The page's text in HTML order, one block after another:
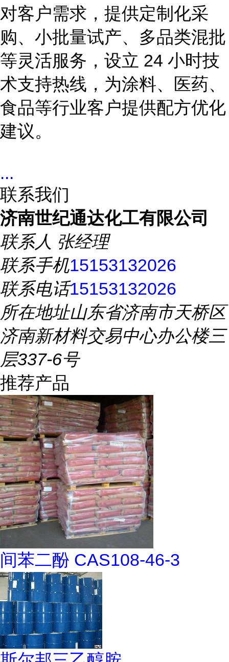
对客户需求，提供定制化采
购、小批量试产、多品类混批
等灵活服务，设立 24 小时技
术支持热线，为涂料、医药、
食品等行业客户提供配方优化
建议。
...
联系我们
济南世纪通达化工有限公司
联系人 张经理
联系手机15153132026
联系电话15153132026
所在地址山东省济南市天桥区
济南新材料交易中心办公楼三
层337-6号
推荐产品
间苯二酚 CAS108-46-3